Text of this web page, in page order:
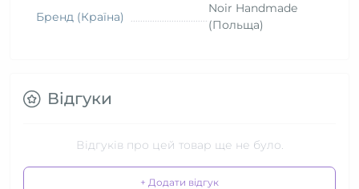
Бренд (Країна)
Noir Handmade
(Польща)
Відгуки
Відгуків про цей товар ще не було.
+ Додати відгук